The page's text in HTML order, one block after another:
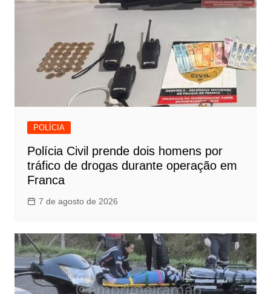
POLÍCIA
Polícia Civil prende dois homens por
tráfico de drogas durante operação em
Franca
7 de agosto de 2026